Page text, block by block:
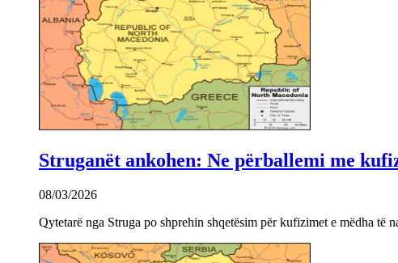
Struganët ankohen: Ne përballemi me
08/03/2026
Qytetarë nga Struga po shprehin shqetësim për kufizimet e mëdha